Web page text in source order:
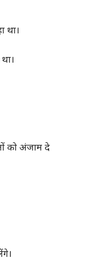
था।
को अंजाम दे